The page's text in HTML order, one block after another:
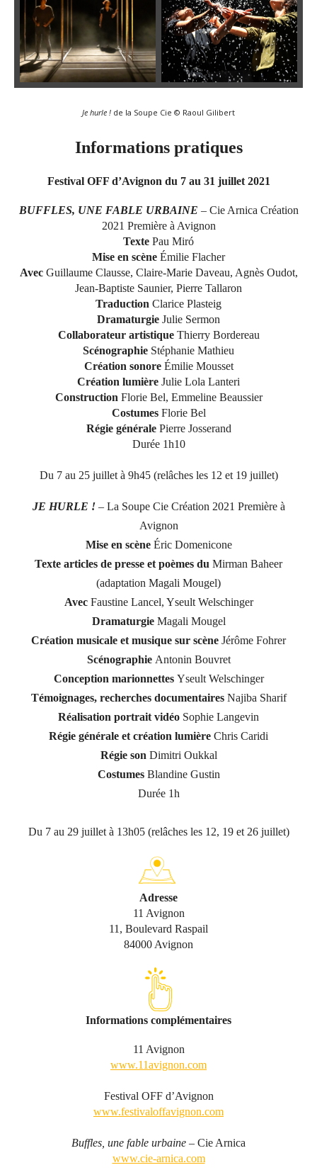
Je hurle ! de la Soupe Cie © Raoul Gilibert
Informations pratiques
Festival OFF d’Avignon du 7 au 31 juillet 2021
BUFFLES, UNE FABLE URBAINE – Cie Arnica Création
2021 Première à Avignon
Texte Pau Miró
Mise en scène Émilie Flacher
Avec Guillaume Clausse, Claire-Marie Daveau, Agnès Oudot,
Jean-Baptiste Saunier, Pierre Tallaron
Traduction Clarice Plasteig
Dramaturgie Julie Sermon
Collaborateur artistique Thierry Bordereau
Scénographie Stéphanie Mathieu
Création sonore Émilie Mousset
Création lumière Julie Lola Lanteri
Construction Florie Bel, Emmeline Beaussier
Costumes Florie Bel
Régie générale Pierre Josserand
Durée 1h10
Du 7 au 25 juillet à 9h45 (relâches les 12 et 19 juillet)
JE HURLE !– La Soupe Cie Création 2021 Première à
Avignon
Mise en scène Éric Domenicone
Texte articles de presse et poèmes du Mirman Baheer
(adaptation Magali Mougel)
Avec Faustine Lancel, Yseult Welschinger
Dramaturgie Magali Mougel
Création musicale et musique sur scène Jérôme Fohrer
Scénographie Antonin Bouvret
Conception marionnettes Yseult Welschinger
Témoignages, recherches documentaires Najiba Sharif
Réalisation portrait vidéo Sophie Langevin
Régie générale et création lumière Chris Caridi
Régie son Dimitri Oukkal
Costumes Blandine Gustin
Durée 1h
Du 7 au 29 juillet à 13h05 (relâches les 12, 19 et 26 juillet)
Adresse
11 Avignon
11, Boulevard Raspail
84000 Avignon
Informations complémentaires
11 Avignon
www.11avignon.com
Festival OFF d’Avignon
www.festivaloffavignon.com
Buffles, une fable urbaine – Cie Arnica
www.cie-arnica.com